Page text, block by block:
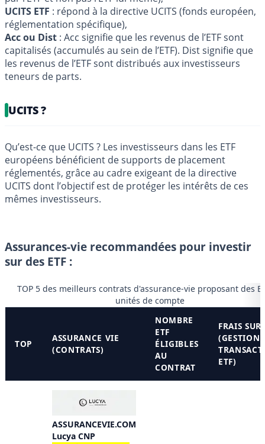
UCITS ETF : répond à la directive UCITS (fonds européen,
réglementation spécifique),
Acc ou Dist : Acc signifie que les revenus de l’ETF sont
capitalisés (accumulés au sein de l’ETF). Dist signifie que
les revenus de l’ETF sont distribués aux investisseurs
teneurs de parts.
UCITS ?
Qu’est-ce que UCITS ? Les investisseurs dans les ETF
européens bénéficient de supports de placement
réglementés, grâce au cadre exigeant de la directive
UCITS dont l’objectif est de protéger les intérêts de ces
mêmes investisseurs.
Assurances-vie recommandées pour investir
sur des ETF :
TOP 5 des meilleurs contrats d'assurance-vie proposant des
unités de compte
TOP
ASSURANCE VIE
(CONTRATS)
NOMBRE
ETF
ÉLIGIBLES
AU
CONTRAT
FRAIS SUR
(GESTION
ETF)
ASSURANCEVIE.COM
Lucya CNP